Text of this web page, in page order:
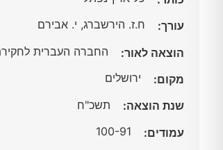
עורך: ח.ז. הירשברג, י. אבירם
הוצאה לאור: החברה העברית
מקום: ירושלים
שנת הוצאה: תשכ"ח
עמודים: 100-91